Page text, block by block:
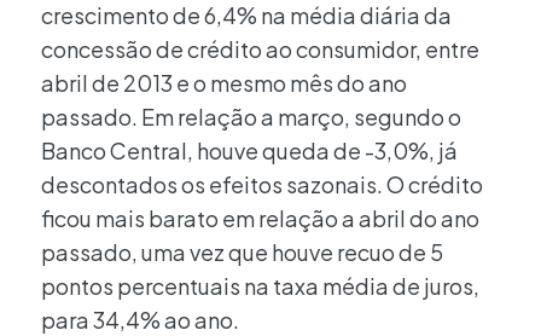
crescimento de 6,4% na média diária da
concessão de crédito ao consumidor, entre
abril de 2013 e o mesmo mês do ano
passado. Em relação a março, segundo o
Banco Central, houve queda de -3,0%, já
descontados os efeitos sazonais. O crédito
ficou mais barato em relação a abril do ano
passado, uma vez que houve recuo de 5
pontos percentuais na taxa média de juros,
para 34,4% ao ano.